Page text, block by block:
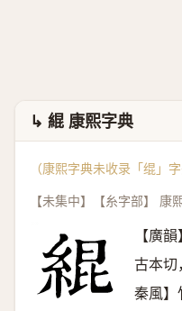
↳ 緄 康熙字典
（康熙字典未收录「绲」
【未集中】【糸字部】
【廣
古本切
秦風】